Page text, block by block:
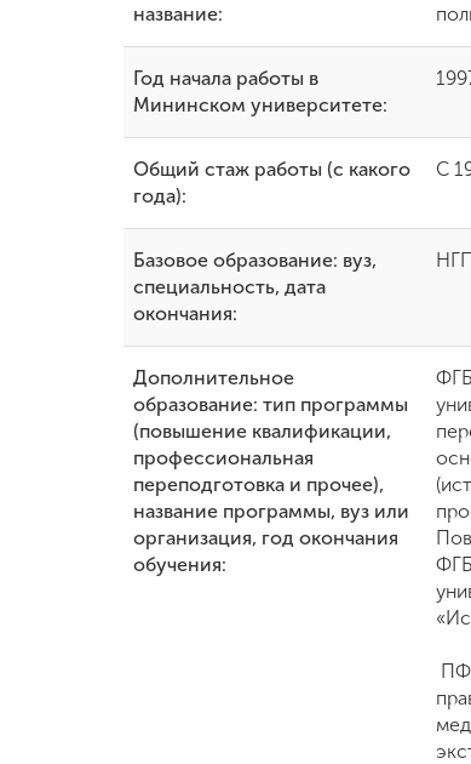
образовательной
организации
Приемная
комиссия
+7 (831) 262-26-20
название:
Год начала работы в
Мининском университете:
Общий стаж работы (с какого
года):
С
Базовое образование: вуз,
специальность, дата
окончания:
Дополнительное
образование: тип программы
(повышение квалификации,
профессиональная
переподготовка и прочее),
название программы, вуз или
организация, год окончания
обучения:
ПФ